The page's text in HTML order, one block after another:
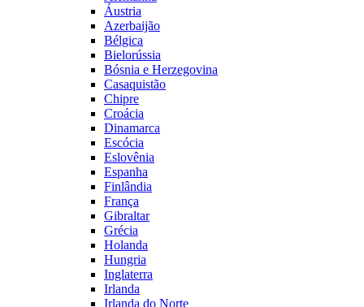
Áustria
Azerbaijão
Bélgica
Bielorússia
Bósnia e Herzegovina
Casaquistão
Chipre
Croácia
Dinamarca
Escócia
Eslovênia
Espanha
Finlândia
França
Gibraltar
Grécia
Holanda
Hungria
Inglaterra
Irlanda
Irlanda do Norte